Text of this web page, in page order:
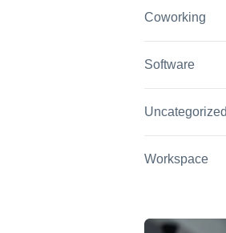
Coworking
Software
Uncategorized
Workspace